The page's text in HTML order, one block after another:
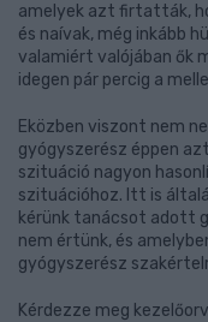
amelyek azt firtatták,
és naívak, még inkább
valamiért valójában ők
idegen pár percig a
Eközben viszont nem
gyógyszerész éppen
szituáció nagyon
szituációhoz. Itt is
kérünk tanácsot adott
nem értünk, és
gyógyszerész
Kérdezze meg